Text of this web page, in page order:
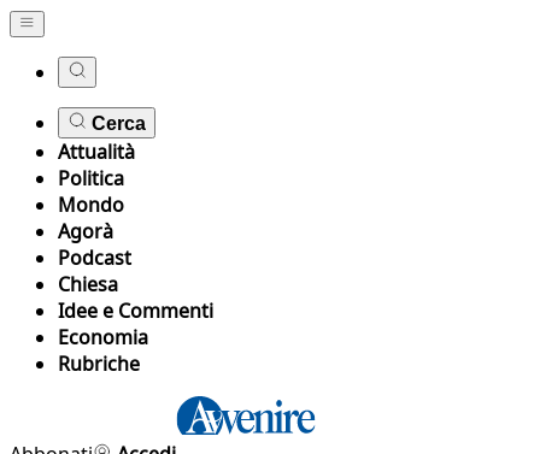
Cerca
Attualità
Politica
Mondo
Agorà
Podcast
Chiesa
Idee e Commenti
Economia
Rubriche